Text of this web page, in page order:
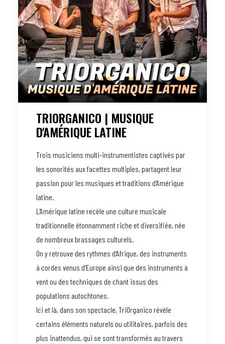
TRIORGANICO | MUSIQUE
D'AMÉRIQUE LATINE
Trois musiciens multi-instrumentistes captivés par
les sonorités aux facettes multiples, partagent leur
passion pour les musiques et traditions d'Amérique
latine.
L'Amérique latine recèle une culture musicale
traditionnelle étonnamment riche et diversifiée, née
de nombreux brassages culturels.
On y retrouve des rythmes d'Afrique, des instruments
à cordes venus d'Europe ainsi que des instruments à
vent ou des techniques de chant issus des
populations autochtones.
Ici et là, dans son spectacle, TriOrganico révèle
certains éléments naturels ou utilitaires, parfois des
plus inattendus, qui se sont transformés au travers